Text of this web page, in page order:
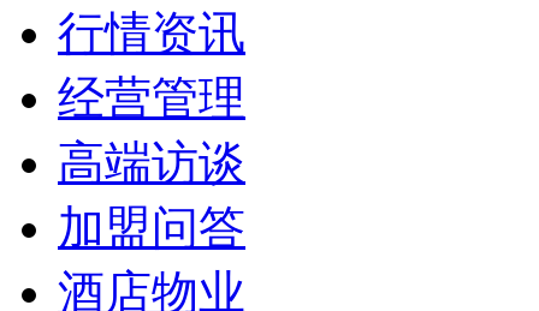
行情资讯
经营管理
高端访谈
加盟问答
酒店物业